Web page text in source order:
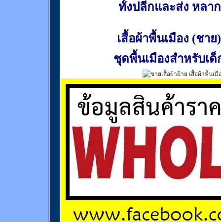
ทั้งปลีกและส่ง หลา
เสื้อผ้าพื้นเมือง (ชาย)
ชุดพื้นเมืองสำหรับเด็